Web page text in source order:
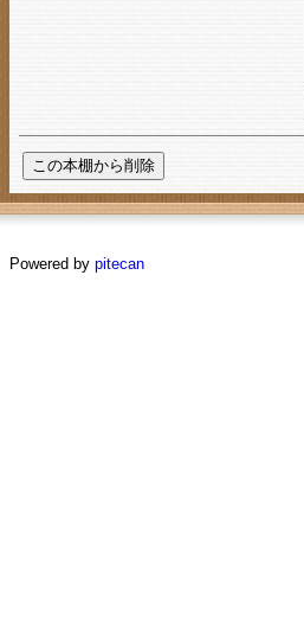
Powered by pitecan